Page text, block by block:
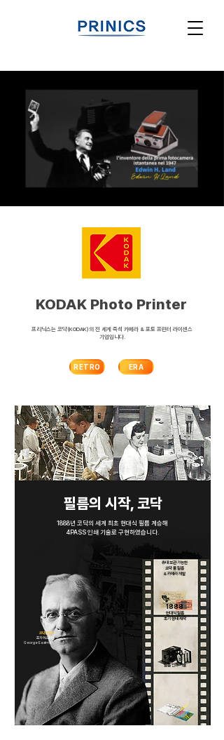
KODAK Photo Printer
​프리닉스는 코닥(KODAK)의 전 세계 즉석 카메라 & 포토 프린터 라이센스
기업입니다.
RETRO ERA
코닥 창립자
조지 이스트먼
George Eastman
휴대 보관 가능한
코닥 롤 필름
& 카메라 개발
2016
4PASS
​필름 인화 기술
1888
현대식 필름
​초기 형태 제작
​필름의 시작, 코닥
1888년 코닥의 세계 최초 현대식 필름 계승해
4PASS 인쇄 기술로 구현하였습니다.